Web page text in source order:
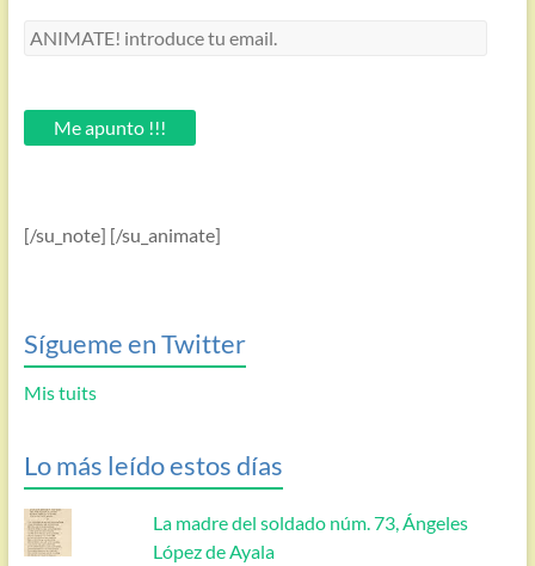
ANIMATE!
email.Me apunto !!!
[/su_note] [/su_animate]
Sígueme en Twitter
Mis tuits
Lo más leído estos días
La madre del soldado núm. 73, Ángeles
López de Ayala